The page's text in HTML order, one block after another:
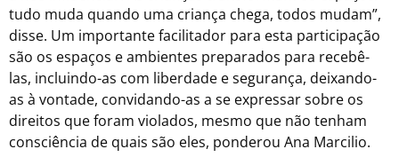
tudo muda quando uma criança chega, todos mudam”,
disse. Um importante facilitador para esta participação
são os espaços e ambientes preparados para recebê-
las, incluindo-as com liberdade e segurança, deixando-
as à vontade, convidando-as a se expressar sobre os
direitos que foram violados, mesmo que não tenham
consciência de quais são eles, ponderou Ana Marcilio.